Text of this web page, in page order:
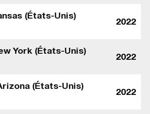
(États-Unis)
2022
York (États-Unis)
2022
(États-Unis)
2022